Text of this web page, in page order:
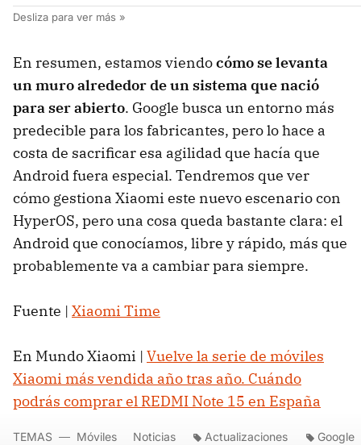
En resumen, estamos viendocómo se levanta
un muro alrededor de un sistema que nació
para ser abierto. Google busca un entorno más
predecible para los fabricantes, pero lo hace a
costa de sacrificar esa agilidad que hacía que
Android fuera especial. Tendremos que ver
cómo gestiona Xiaomi este nuevo escenario con
HyperOS, pero una cosa queda bastante clara: el
Android que conocíamos, libre y rápido, más que
probablemente va a cambiar para siempre.
Fuente | Xiaomi Time
En Mundo Xiaomi | Vuelve la serie de móviles
Xiaomi más vendida año tras año. Cuándo
podrás comprar el REDMI Note 15 en España
TEMAS Móviles Noticias Actualizaciones Google